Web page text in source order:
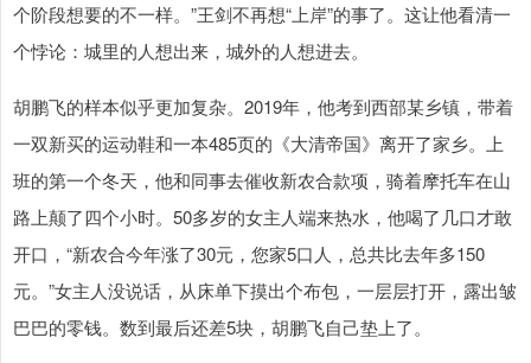
个阶段想要的不一样。”王剑不再想“上岸”的事了。这让他看清一
个悖论：城里的人想出来，城外的人想进去。
胡鹏飞的样本似乎更加复杂。2019年，他考到西部某乡镇，带着
一双新买的运动鞋和一本485页的《大清帝国》离开了家乡。上
班的第一个冬天，他和同事去催收新农合款项，骑着摩托车在山
路上颠了四个小时。50多岁的女主人端来热水，他喝了几口才敢
开口，“新农合今年涨了30元，您家5口人，总共比去年多150
元。”女主人没说话，从床单下摸出个布包，一层层打开，露出皱
巴巴的零钱。数到最后还差5块，胡鹏飞自己垫上了。